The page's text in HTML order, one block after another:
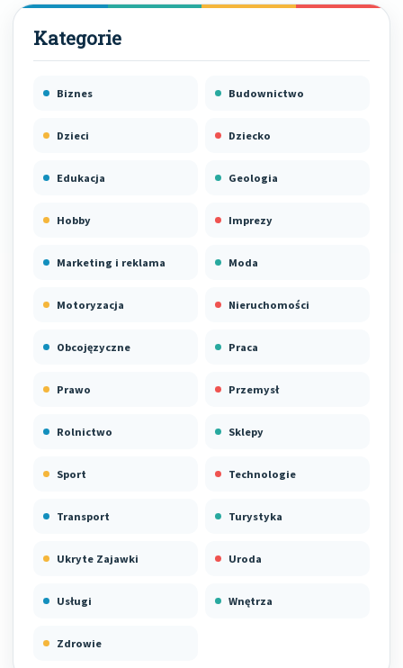
Biznes Budownictwo
Dzieci Dziecko
Edukacja Geologia
Hobby Imprezy
Marketing i reklama Moda
Motoryzacja Nieruchomości
Obcojęzyczne Praca
Prawo Przemysł
Rolnictwo Sklepy
Sport Technologie
Transport Turystyka
Ukryte Zajawki Uroda
Usługi Wnętrza
Zdrowie